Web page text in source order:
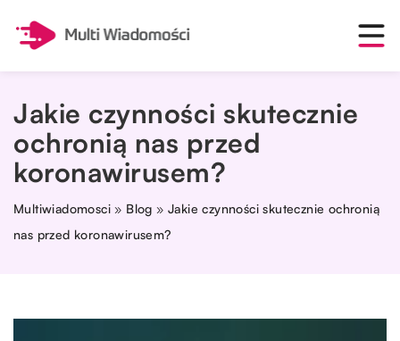
Jakie czynności skutecznie
ochronią nas przed
koronawirusem?
Multiwiadomosci » Blog »Jakie czynności skutecznie ochronią
nas przed koronawirusem?